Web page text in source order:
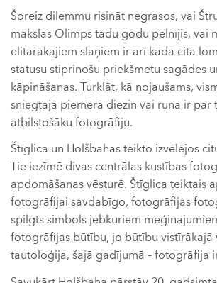
Šoreiz dilemmu risināt negrasos, vai
mākslas Olimps tādu godu pelnījis, vai
elitārākajiem slāņiem ir arī kāda cita
statusu stiprinošu priekšmetu sagādes
kāpināšanas. Turklāt, kā nojaušams,
sniegtajā piemērā diezin vai runa ir par
atbilstošāku fotogrāfiju.
Štīglica un Holšbahas teikto izvēlējos
Tie iezīmē divas centrālas kustības
apdomāšanas vēsturē. Štīglica teiktais
fotogrāfijai savdabīgo, fotogrāfijas
spilgts simbols jebkuriem
fotogrāfijas būtību, jo būtību vistīrākajā
tautoloģija, šajā gadījumā – fotogrāfija